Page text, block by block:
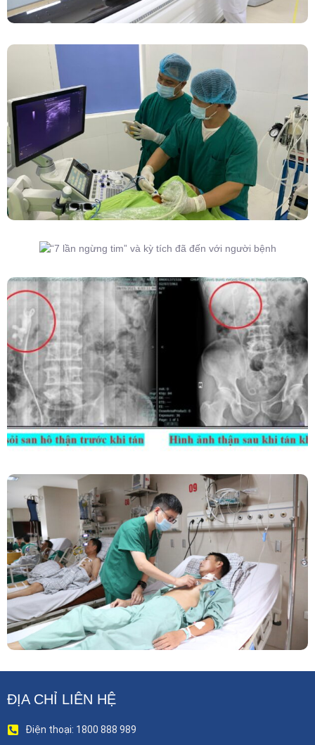
Đốt Sóng Cao Tần Dưới Siêu Âm, Điều Trị U
Lành Tuyến Giáp Không Cần Phẫu Thuật
Người Bệnh
Kết Hợp Tán Sỏi Qua Da Và Tán Sỏi Nội Soi
Ống Mềm – Kỹ Thuật Cao Loại Bỏ Triệt Để Sỏi
San Hô Thận
Phẫu Thuật Nội Soi Thay Van Tim – Bước Tiến
Vững Chắc Của Khoa Phẫu Thuật Tim Mạch
Lồng Ngực BVĐK Tỉnh Phú Thọ
ĐỊA CHỈ LIÊN HỆ
Điện thoại: 1800 888 989